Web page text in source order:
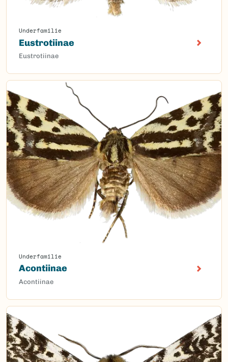
Underfamilie
Eustrotiinae
Eustrotiinae
Underfamilie
Acontiinae
Acontiinae